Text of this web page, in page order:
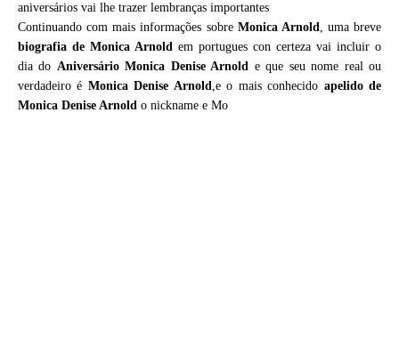
aniversários vai lhe trazer lembranças importantes
Continuando com mais informações sobre Monica Arnold, uma breve
biografia de Monica Arnold em portugues con certeza vai incluir o
dia do Aniversário Monica Denise Arnold e que seu nome real ou
verdadeiro é Monica Denise Arnold,e o mais conhecido apelido de
Monica Denise Arnold o nickname e Mo